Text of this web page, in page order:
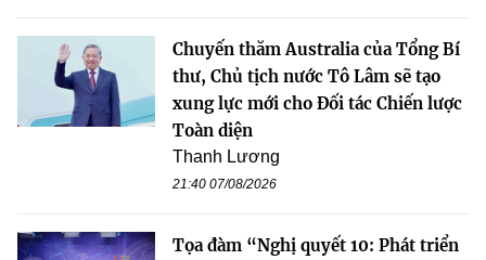
Chuyến thăm Australia của Tổng Bí
thư, Chủ tịch nước Tô Lâm sẽ tạo
xung lực mới cho Đối tác Chiến lược
Toàn diện
Thanh Lương
21:40 07/08/2026
Tọa đàm “Nghị quyết 10: Phát triển